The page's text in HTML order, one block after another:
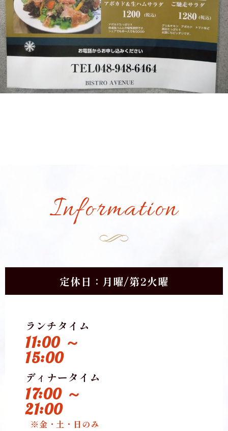
Information
定休日：月曜/第2火曜
ランチタイム
11:00 ～
15:00
ディナータイム
17:00 ～
21:00
※金・土・日のみ